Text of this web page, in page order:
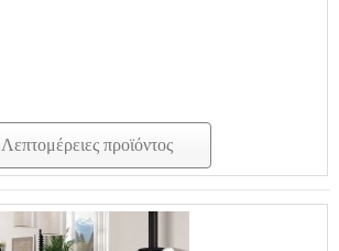
Λεπτομέρειες προϊόντος